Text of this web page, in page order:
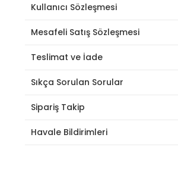
Kullanıcı Sözleşmesi
Mesafeli Satış Sözleşmesi
Teslimat ve İade
Sıkça Sorulan Sorular
Sipariş Takip
Havale Bildirimleri